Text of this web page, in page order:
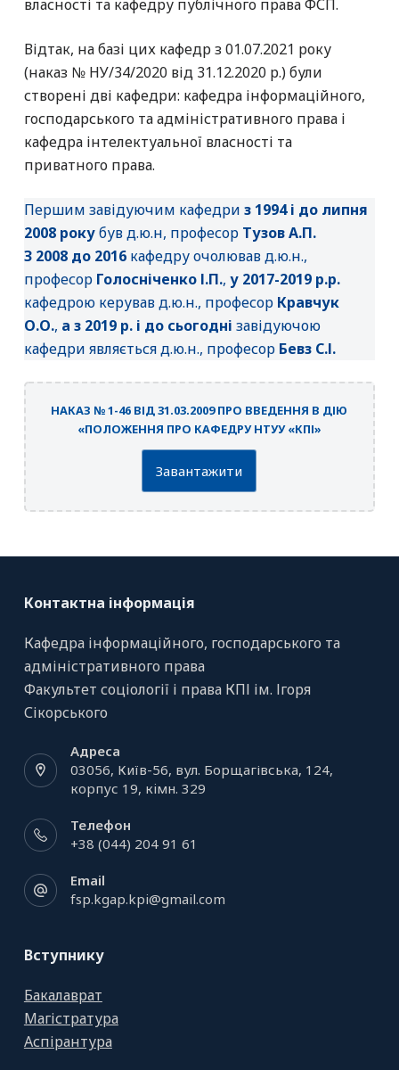
власності та кафедру публічного права ФСП.
Відтак, на базі цих кафедр з 01.07.2021 року
(наказ № НУ/34/2020 від 31.12.2020 р.) були
створені дві кафедри: кафедра інформаційного,
господарського та адміністративного права і
кафедра інтелектуальної власності та
приватного права.
Першим завідуючим кафедри з 1994 і до липня
2008 рокубув д.ю.н, професор Тузов А.П.
З 2008 до 2016 кафедру очолював д.ю.н.,
професорГолосніченко І.П., у 2017-2019 р.р.
кафедрою керував д.ю.н., професор Кравчук
О.О., а з 2019 р. і до сьогодні завідуючою
кафедри являється д.ю.н., професор Бевз С.І.
НАКАЗ № 1-46 ВІД 31.03.2009 ПРО ВВЕДЕННЯ В ДІЮ
«ПОЛОЖЕННЯ ПРО КАФЕДРУ НТУУ «КПІ»
Завантажити
Контактна інформація
Кафедра інформаційного, господарського та
адміністративного права
Факультет соціології і права КПІ ім. Ігоря
Сікорського
Адреса
03056, Київ-56, вул. Борщагівська, 124,
корпус 19, кiмн. 329
Телефон
+38 (044) 204 91 61
Email
fsp.kgap.kpi@gmail.com
Вступнику
Бакалаврат
Магістратура
Аспірантура